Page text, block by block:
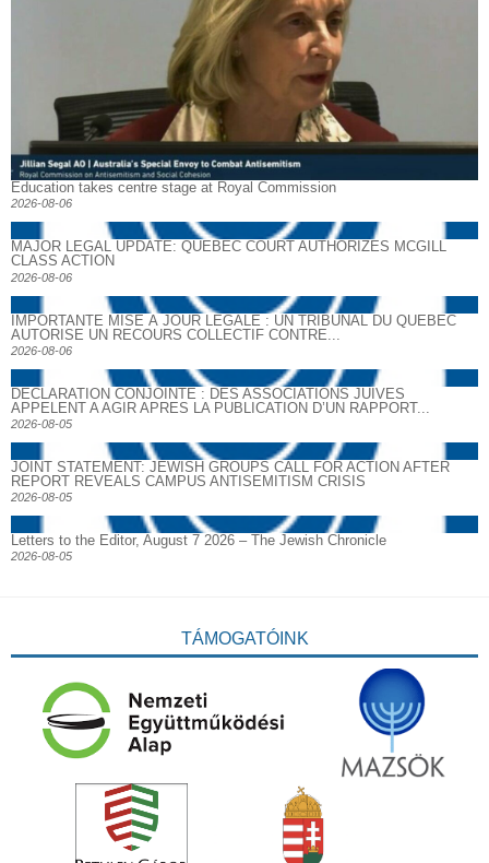
Education takes centre stage at Royal Commission
2026-08-06
MAJOR LEGAL UPDATE: QUEBEC COURT AUTHORIZES MCGILL
CLASS ACTION
2026-08-06
IMPORTANTE MISE À JOUR LÉGALE : UN TRIBUNAL DU QUÉBEC
AUTORISE UN RECOURS COLLECTIF CONTRE...
2026-08-06
DECLARATION CONJOINTE : DES ASSOCIATIONS JUIVES
APPELENT A AGIR APRES LA PUBLICATION D’UN RAPPORT...
2026-08-05
JOINT STATEMENT: JEWISH GROUPS CALL FOR ACTION AFTER
REPORT REVEALS CAMPUS ANTISEMITISM CRISIS
2026-08-05
Letters to the Editor, August 7 2026 – The Jewish Chronicle
2026-08-05
TÁMOGATÓINK